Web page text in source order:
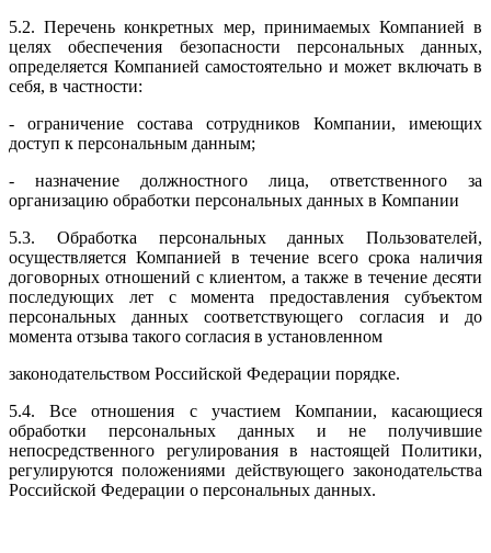
5.2. Перечень конкретных мер, принимаемых Компанией в
целях обеспечения безопасности персональных данных,
определяется Компанией самостоятельно и может включать в
себя, в частности:
- ограничение состава сотрудников Компании, имеющих
доступ к персональным данным;
- назначение должностного лица, ответственного за
организацию обработки персональных данных в Компании
5.3. Обработка персональных данных Пользователей,
осуществляется Компанией в течение всего срока наличия
договорных отношений с клиентом, а также в течение десяти
последующих лет с момента предоставления субъектом
персональных данных соответствующего согласия и до
момента отзыва такого согласия в установленном
законодательством Российской Федерации порядке.
5.4. Все отношения с участием Компании, касающиеся
обработки персональных данных и не получившие
непосредственного регулирования в настоящей Политики,
регулируются положениями действующего законодательства
Российской Федерации о персональных данных.